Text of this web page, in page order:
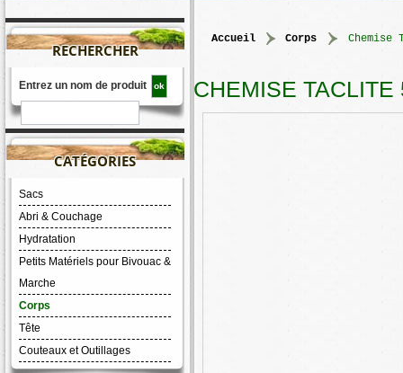
RECHERCHER
Entrez un nom de produit
CATÉGORIES
Sacs
Abri & Couchage
Hydratation
Petits Matériels pour Bivouac &
Marche
Corps
Tête
Couteaux et Outillages
accueil > corps >
CHEMISE TACLITE